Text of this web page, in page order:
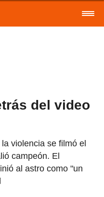
del video
violencia se filmó el
campeón. El
al astro como "un